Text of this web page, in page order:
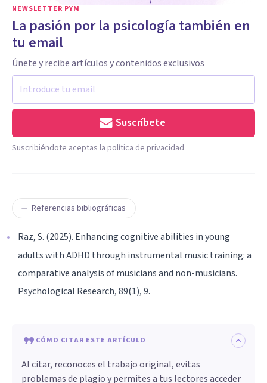
NEWSLETTER PYM
La pasión por la psicología también en
tu email
Únete y recibe artículos y contenidos exclusivos
Suscríbete
Suscribiéndote aceptas la política de privacidad
Referencias bibliográficas
Raz, S. (2025). Enhancing cognitive abilities in young
adults with ADHD through instrumental music training: a
comparative analysis of musicians and non-musicians.
Psychological Research, 89(1), 9.
CÓMO CITAR ESTE ARTÍCULO
Al citar, reconoces el trabajo original, evitas
problemas de plagio y permites a tus lectores acceder